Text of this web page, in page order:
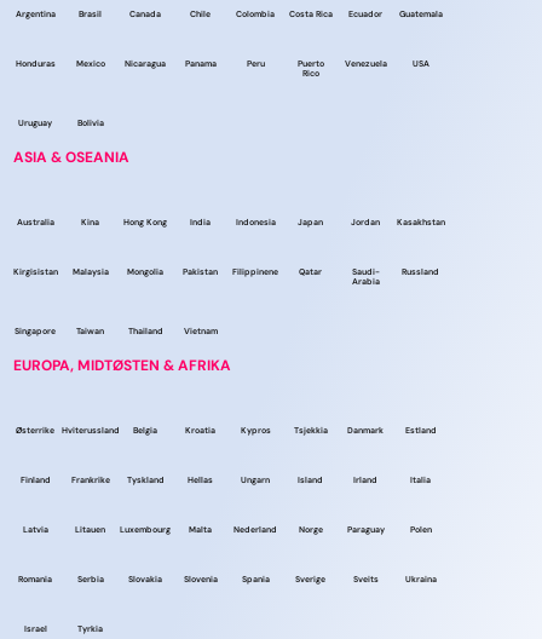
Argentina Brasil Canada Chile Colombia Costa Rica Ecuador Guatemala
Honduras Mexico Nicaragua Panama Peru
Puerto
Rico
Venezuela USA
Uruguay Bolivia
ASIA & OSEANIA
Australia Kina Hong Kong India Indonesia Japan Jordan Kasakhstan
Kirgisistan Malaysia Mongolia Pakistan Filippinene Qatar
Saudi-
Arabia
Russland
Singapore Taiwan Thailand Vietnam
EUROPA, MIDTØSTEN & AFRIKA
Østerrike Hviterussland Belgia Kroatia Kypros Tsjekkia Danmark Estland
Finland Frankrike Tyskland Hellas Ungarn Island Irland Italia
Latvia Litauen Luxembourg Malta Nederland Norge Paraguay Polen
Romania Serbia Slovakia Slovenia Spania Sverige Sveits Ukraina
Israel Tyrkia